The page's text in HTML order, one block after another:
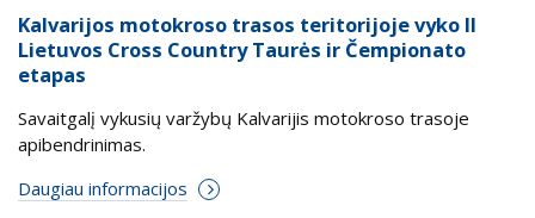
Kalvarijos motokroso trasos teritorijoje vyko II
Lietuvos Cross Country Taurės ir Čempionato
etapas
Savaitgalį vykusių varžybų Kalvarijis motokroso trasoje
apibendrinimas.
Daugiau informacijos